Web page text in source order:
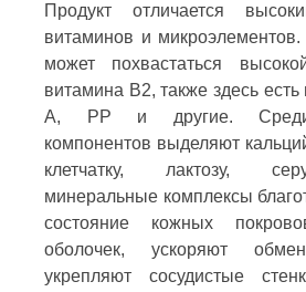
Продукт отличается
витаминов и
может похвастаться
витамина В2, также здесь
А, РР и другие. Среди
компонентов выделяют
клетчатку, лактозу,
минеральные комплексы
состояние кожных
оболочек, ускоряют
укрепляют сосудистые